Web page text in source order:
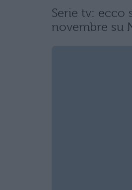
Serie tv: ecco
novembre su